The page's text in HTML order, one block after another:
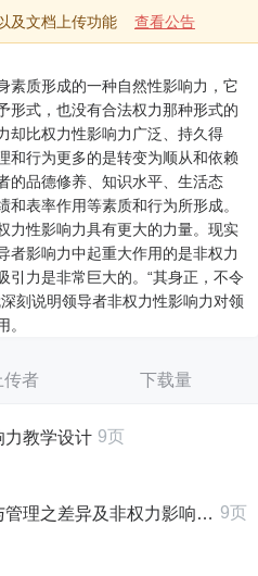
及文档上传功能 查看公告
素质形成的一种自然性影响力，它
形式，也没有合法权力那种形式的
却比权力性影响力广泛、持久得
和行为更多的是转变为顺从和依赖
的品德修养、知识水平、生活态
表率作用等素质和行为所形成。
力性影响力具有更大的力量。现实
者影响力中起重大作用的是非权力
引力是非常巨大的。“其身正，不令
刻说明领导者非权力性影响力对领
传者 下载量
力教学设计 9页
之差异及非权力影响力的培养 9页